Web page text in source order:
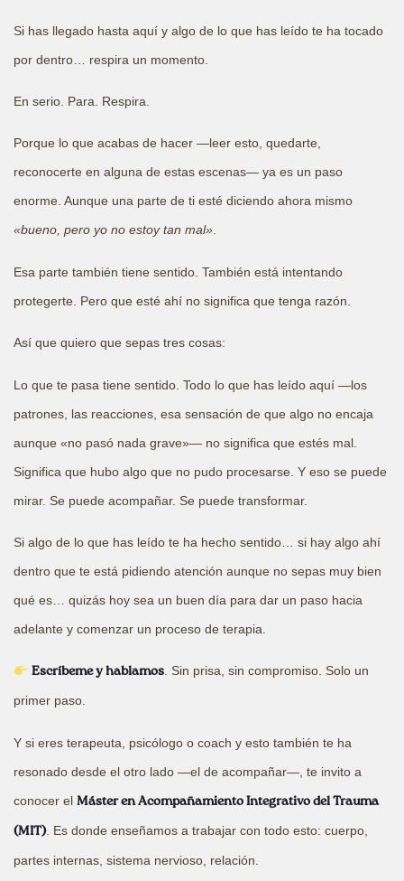
Si has llegado hasta aquí y algo de lo que has leído te ha tocado
por dentro… respira un momento.
En serio. Para. Respira.
Porque lo que acabas de hacer —leer esto, quedarte,
reconocerte en alguna de estas escenas— ya es un paso
enorme. Aunque una parte de ti esté diciendo ahora mismo
«bueno, pero yo no estoy tan mal».
Esa parte también tiene sentido. También está intentando
protegerte. Pero que esté ahí no significa que tenga razón.
Así que quiero que sepas tres cosas:
Lo que te pasa tiene sentido. Todo lo que has leído aquí —los
patrones, las reacciones, esa sensación de que algo no encaja
aunque «no pasó nada grave»— no significa que estés mal.
Significa que hubo algo que no pudo procesarse. Y eso se puede
mirar. Se puede acompañar. Se puede transformar.
Si algo de lo que has leído te ha hecho sentido… si hay algo ahí
dentro que te está pidiendo atención aunque no sepas muy bien
qué es… quizás hoy sea un buen día para dar un paso hacia
adelante y comenzar un proceso de terapia.
Escríbeme y hablamos. Sin prisa, sin compromiso. Solo un
primer paso.
Y si eres terapeuta, psicólogo o coach y esto también te ha
resonado desde el otro lado —el de acompañar—, te invito a
conocer el Máster en Acompañamiento Integrativo del Trauma
(MIT). Es donde enseñamos a trabajar con todo esto: cuerpo,
partes internas, sistema nervioso, relación.